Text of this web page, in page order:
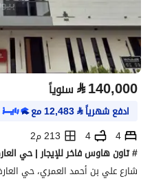
⃁140,000 سنوياً
ادفع شهرياً⃁
12,483مع
4
4
213 م2
# تاون هاوس فاخر للإيجار | حي
شارع علي بن أحمد العمري، حي